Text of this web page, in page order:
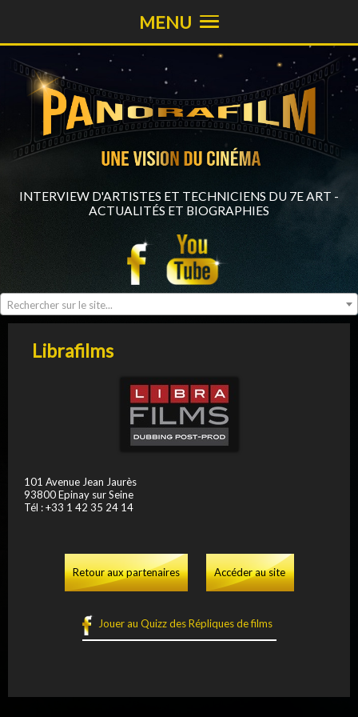
INTERVIEW D'ARTISTES ET TECHNICIENS DU 7E ART -
ACTUALITÉS ET BIOGRAPHIES
Rechercher sur le site...
MENU
Librafilms
101 Avenue Jean Jaurès
93800 Epinay sur Seine
Tél : +33 1 42 35 24 14
Retour aux partenaires Accéder au site
Jouer au Quizz des Répliques de films